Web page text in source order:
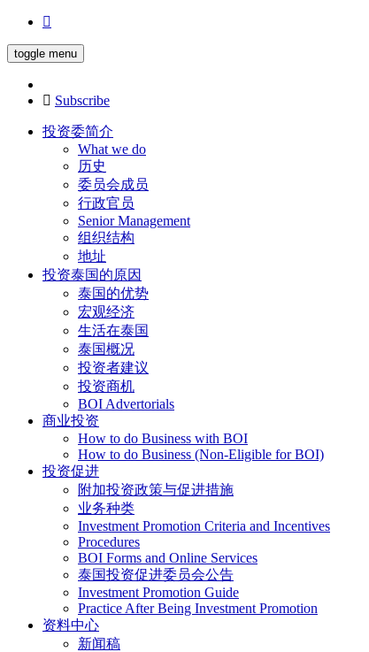
toggle menu
Subscribe
投资委简介
What we do
历史
委员会成员
行政官员
Senior Management
组织结构
地址
投资泰国的原因
泰国的优势
宏观经济
生活在泰国
泰国概况
投资者建议
投资商机
BOI Advertorials
商业投资
How to do Business with BOI
How to do Business (Non-Eligible for BOI)
投资促进
附加投资政策与促进措施
业务种类
Investment Promotion Criteria and Incentives
Procedures
BOI Forms and Online Services
泰国投资促进委员会公告
Investment Promotion Guide
Practice After Being Investment Promotion
资料中心
新闻稿